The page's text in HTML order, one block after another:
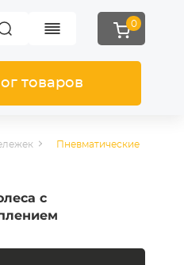
0
товаров
Пневматические
с